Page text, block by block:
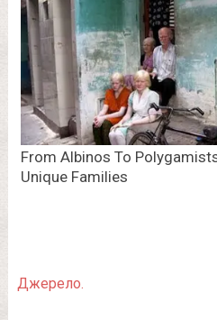
Джерело.